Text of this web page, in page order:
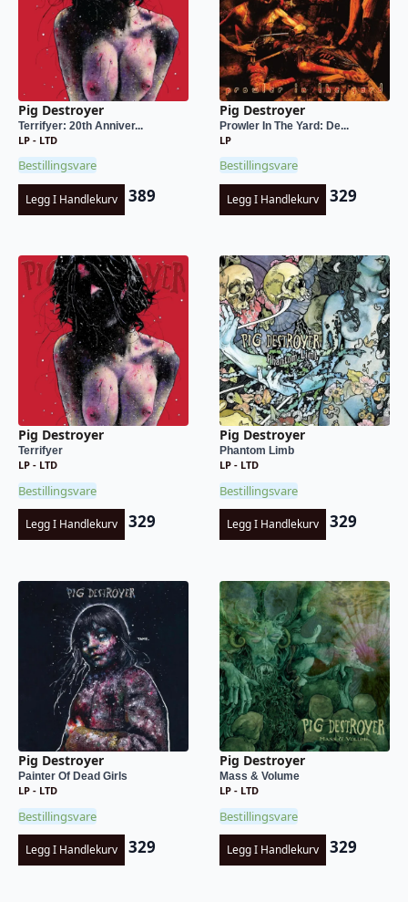
Pig Destroyer
Terrifyer: 20th Anniver...
LP - LTD
Bestillingsvare
Legg I Handlekurv 389
Pig Destroyer
Prowler In The Yard: De...
LP
Bestillingsvare
Legg I Handlekurv 329
Pig Destroyer
Terrifyer
LP - LTD
Bestillingsvare
Legg I Handlekurv 329
Pig Destroyer
Phantom Limb
LP - LTD
Bestillingsvare
Legg I Handlekurv 329
Pig Destroyer
Painter Of Dead Girls
LP - LTD
Bestillingsvare
Legg I Handlekurv 329
Pig Destroyer
Mass & Volume
LP - LTD
Bestillingsvare
Legg I Handlekurv 329